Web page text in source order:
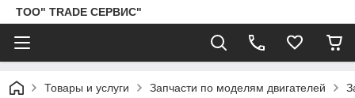
ТОО" TRADE СЕРВИС"
Товары и услуги Запчасти по моделям двигателей